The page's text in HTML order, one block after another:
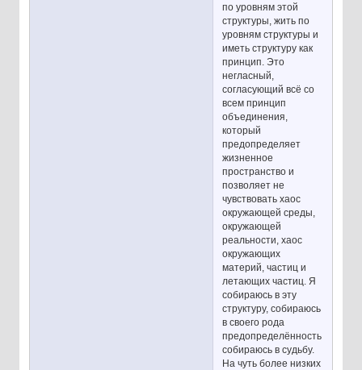
по уровням этой
структуры, жить по
уровням структуры и
иметь структуру как
принцип. Это
негласный,
согласующий всё со
всем принцип
объединения,
который
предопределяет
жизненное
пространство и
позволяет не
чувствовать хаос
окружающей среды,
окружающей
реальности, хаос
окружающих
материй, частиц и
летающих частиц. Я
собираюсь в эту
структуру, собираюсь
в своего рода
предопределённость,
собираюсь в судьбу.
На чуть более низких